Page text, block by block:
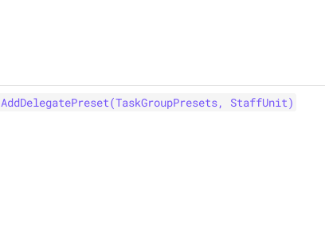
AddDelegatePreset(TaskGroupPresets, StaffUnit)